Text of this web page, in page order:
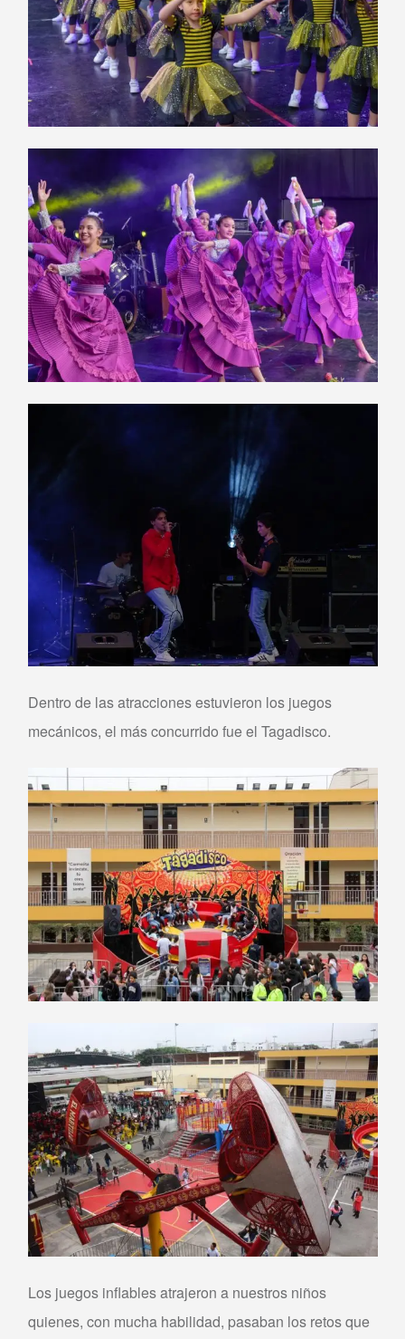
Dentro de las atracciones estuvieron los juegos
mecánicos, el más concurrido fue el Tagadisco.
Los juegos inflables atrajeron a nuestros niños
quienes, con mucha habilidad, pasaban los retos que